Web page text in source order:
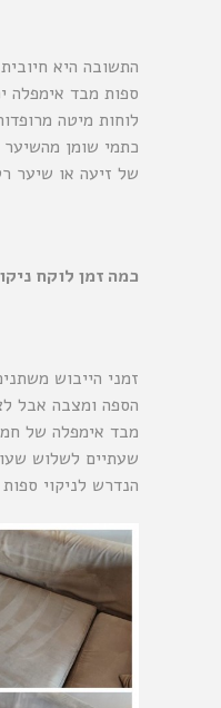
התשובה היא
ספות מבד אימפלה
לוחות מיטה
כתמי שומן
של זיעה או שיער
כמה זמן לוקח
זמני הייבוש
הספה ומצבה אבל
מבד אימפלה של
שעתיים לשלוש
הנדרש לניקוי